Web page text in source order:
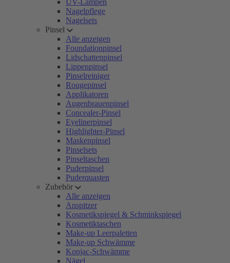
UV-Lampen
Nagelpflege
Nagelsets
Pinsel
Alle anzeigen
Foundationpinsel
Lidschattenpinsel
Lippenpinsel
Pinselreiniger
Rougepinsel
Applikatoren
Augenbrauenpinsel
Concealer-Pinsel
Eyelinerpinsel
Highlighter-Pinsel
Maskenpinsel
Pinselsets
Pinseltaschen
Puderpinsel
Puderquasten
Zubehör
Alle anzeigen
Anspitzer
Kosmetikspiegel & Schminkspiegel
Kosmetiktaschen
Make-up Leerpaletten
Make-up Schwämme
Konjac-Schwämme
Nägel